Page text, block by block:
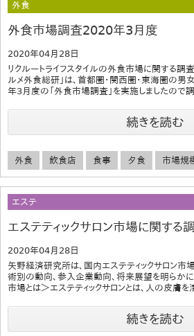
外食
外食市場調査2020年3月度
2020年04月28日
リクルートライフスタイルの外食市場に関する調
ルメ外食総研」は、首都圏・関西圏・東海圏の
年3月度の「外食市場調査」を実施しましたので
続きを読む
外食 飲食店 食事 夕食 市場規
エステ
エステティックサロン市場に関する
2020年04月28日
矢野経済研究所は、国内エステティックサロン市
術別の動向、参入企業動向、将来展望を明らかに
市場とは＞エステティックサロンとは、人の皮膚を
続きを読む